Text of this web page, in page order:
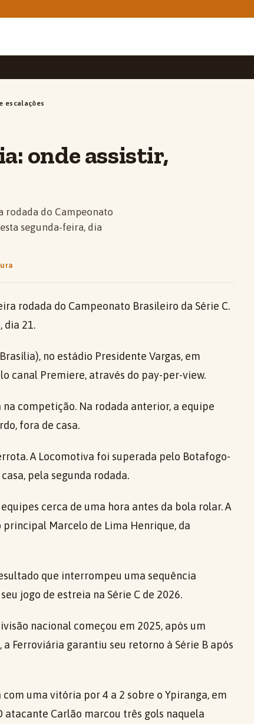
escalações
onde assistir,
rodada do Campeonato
segunda-feira, dia
rodada do Campeonato Brasileiro da Série C.
dia 21.
no estádio Presidente Vargas, em
canal Premiere, através do pay-per-view.
competição. Na rodada anterior, a equipe
fora de casa.
A Locomotiva foi superada pelo Botafogo-
pela segunda rodada.
cerca de uma hora antes da bola rolar. A
Marcelo de Lima Henrique, da
que interrompeu uma sequência
jogo de estreia na Série C de 2026.
nacional começou em 2025, após um
a Ferroviária garantiu seu retorno à Série B após
uma vitória por 4 a 2 sobre o Ypiranga, em
atacante Carlão marcou três gols naquela